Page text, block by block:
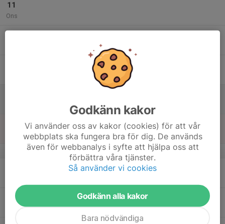
11
Ons
v.25
17
Godkänn kakor
Vi använder oss av kakor (cookies) för att vår
webbplats ska fungera bra för dig. De används
även för webbanalys i syfte att hjälpa oss att
förbättra våra tjänster.
Så använder vi cookies
Godkänn alla kakor
Bara nödvändiga